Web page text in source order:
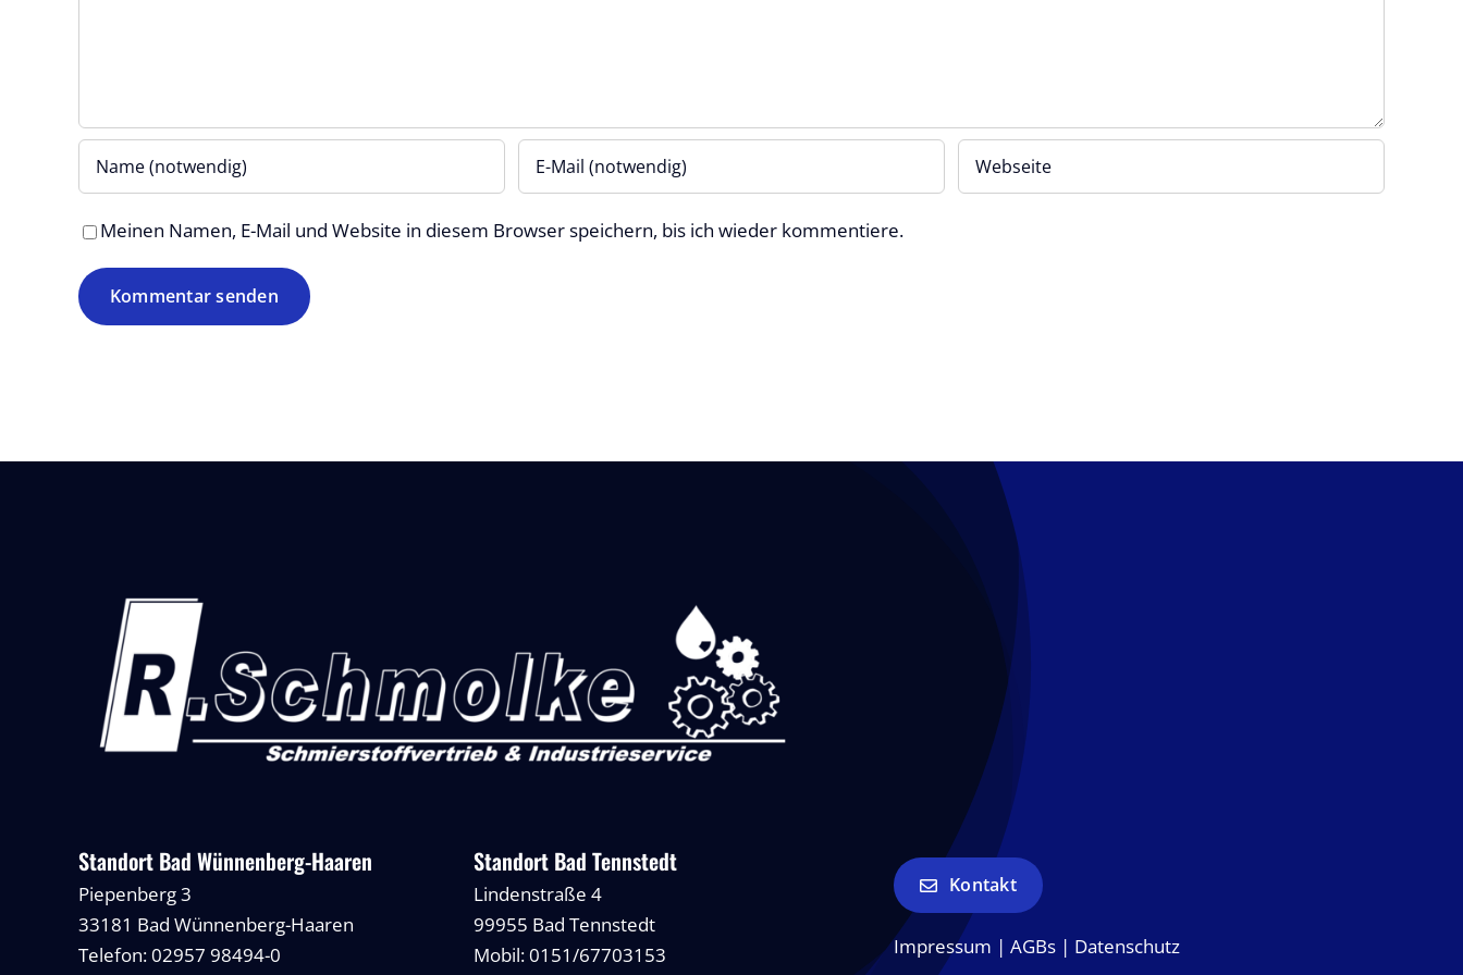
Meinen Namen, E-Mail und Website in diesem Browser speichern, bis ich wieder kommentiere.
Standort Bad Wünnenberg-Haaren
Piepenberg 3
33181 Bad Wünnenberg-Haaren
Telefon: 02957 98494-0
Standort Bad Tennstedt
Lindenstraße 4
99955 Bad Tennstedt
Mobil: 0151/67703153
Kontakt
Impressum | AGBs| Datenschutz